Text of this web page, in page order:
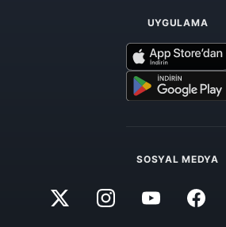
UYGULAMA
SOSYAL MEDYA